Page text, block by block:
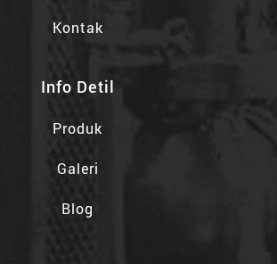
Kontak
Info Detil
Produk
Galeri
Blog